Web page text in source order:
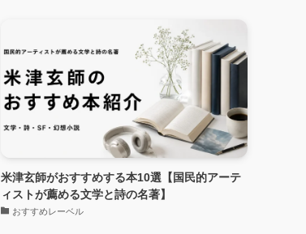
米津玄師がおすすめする本10選【国民的アーテ
ィストが薦める文学と詩の名著】
おすすめレーベル